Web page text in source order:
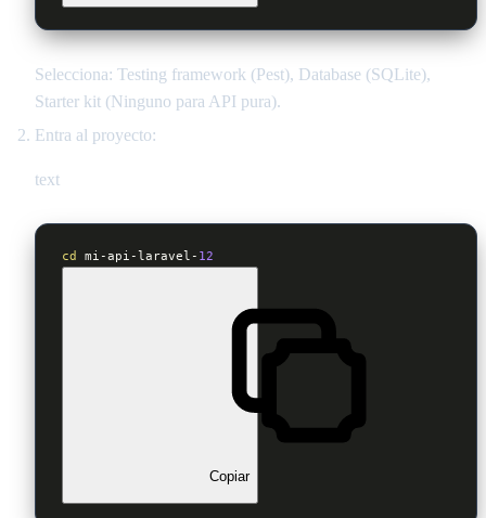
Selecciona: Testing framework (Pest), Database (SQLite),
Starter kit (Ninguno para API pura).
Entra al proyecto:
text
cd mi-api-laravel- 12
Copiar